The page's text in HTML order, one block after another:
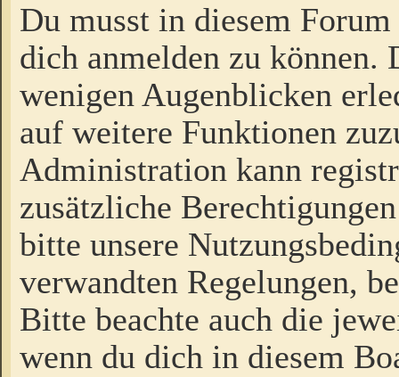
Du musst in diesem
dich anmelden zu
wenigen Augenblicken
auf weitere Funktionen
Administration kann
zusätzliche
bitte unsere
verwandten Regelungen,
Bitte beachte auch die
wenn du dich in diesem